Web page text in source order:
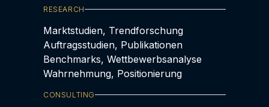
RESEARCH
Marktstudien, Trendforschung
Auftragsstudien, Publikationen
Benchmarks, Wettbewerbsanalyse
Wahrnehmung, Positionierung
CONSULTING